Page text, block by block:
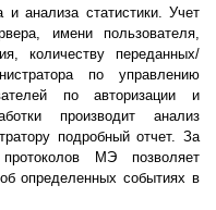
анализа статистики. Учет
имени пользователя,
количеству переданных/
по управлению
по авторизации и
производит анализ
подробный отчет. За
МЭ позволяет
определенных событиях в